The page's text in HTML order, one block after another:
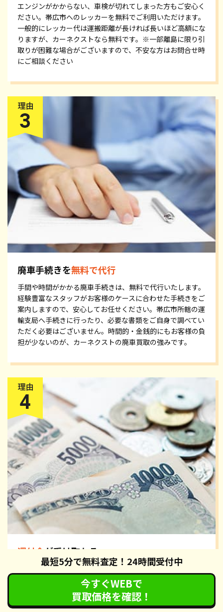
エンジンがかからない、車検が切れてしまった方もご安心く
ださい。帯広市へのレッカーを無料でご利用いただけます。
一般的にレッカー代は運搬距離が長ければ長いほど高額にな
りますが、カーネクストなら無料です。※一部離島に限り引
取りが困難な場合がございますので、不安な方はお問合せ時
にご相談ください
廃車手続きを無料で代行
手間や時間がかかる廃車手続きは、無料で代行いたします。
経験豊富なスタッフがお客様のケースに合わせた手続きをご
案内しますので、安心してお任せください。帯広市所轄の運
輸支局へ手続きに行ったり、必要な書類をご自身で調べてい
ただく必要はございません。時間的・金銭的にもお客様の負
担が少ないのが、カーネクストの廃車買取の強みです。
還付金が受け取れる
カーネクストの廃車手続きでは、自動車税の還付手続きも無
料で対応させていただいております。手続き完了後、約2ヶ
月で各都道府県の税務署から還付通知が届きます。還付通
知・身分証明書・認印を指定された金融機関へお持ちいただ
最短5分で無料査定！24時間受付中
今すぐWEBで
買取価格を確認！